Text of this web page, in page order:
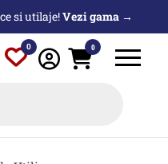
si utilaje!Vezi gama →
0 0